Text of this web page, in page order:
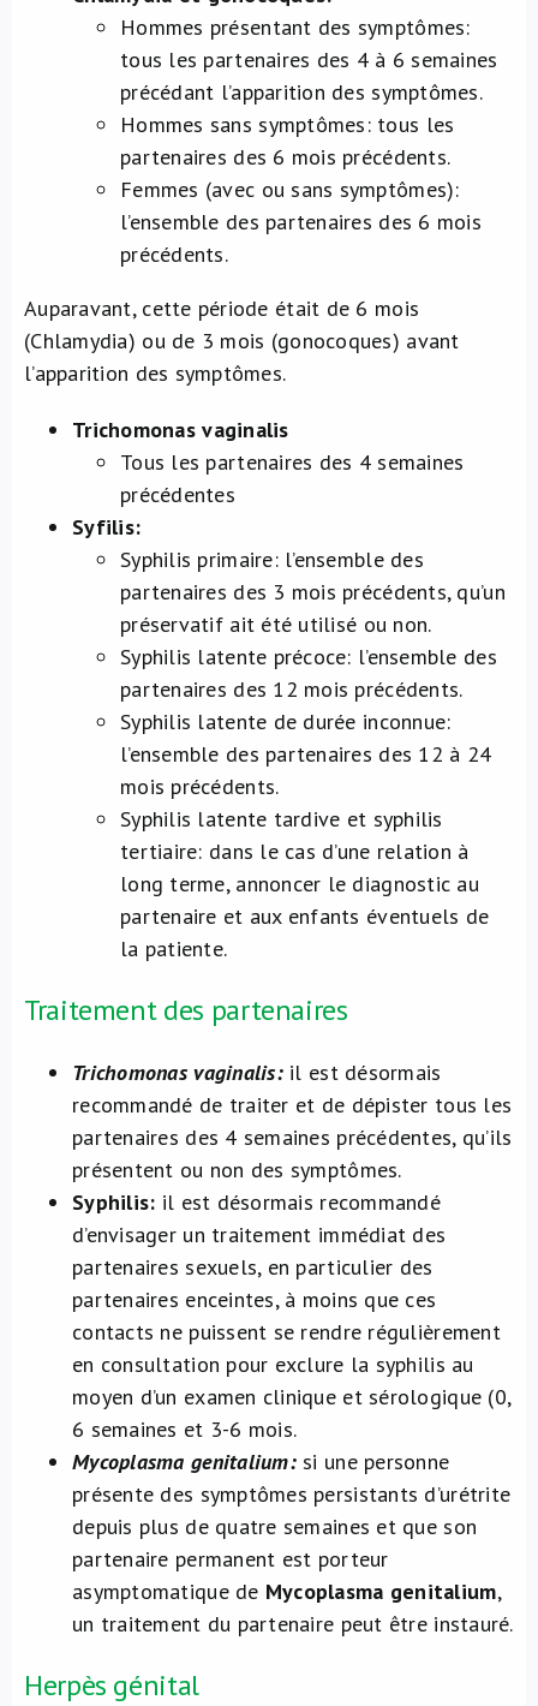
Hommes présentant des symptômes:
tous les partenaires des 4 à 6 semaines
précédant l’apparition des symptômes.
Hommes sans symptômes: tous les
partenaires des 6 mois précédents.
Femmes (avec ou sans symptômes):
l’ensemble des partenaires des 6 mois
précédents.
Auparavant, cette période était de 6 mois
(Chlamydia) ou de 3 mois (gonocoques) avant
l’apparition des symptômes.
Trichomonas vaginalis
Tous les partenaires des 4 semaines
précédentes
Syfilis:
Syphilis primaire: l’ensemble des
partenaires des 3 mois précédents, qu’un
préservatif ait été utilisé ou non.
Syphilis latente précoce: l’ensemble des
partenaires des 12 mois précédents.
Syphilis latente de durée inconnue:
l’ensemble des partenaires des 12 à 24
mois précédents.
Syphilis latente tardive et syphilis
tertiaire: dans le cas d’une relation à
long terme, annoncer le diagnostic au
partenaire et aux enfants éventuels de
la patiente.
Traitement des partenaires
Trichomonas vaginalis:il est désormais
recommandé de traiter et de dépister tous les
partenaires des 4 semaines précédentes, qu’ils
présentent ou non des symptômes.
Syphilis: il est désormais recommandé
d’envisager un traitement immédiat des
partenaires sexuels, en particulier des
partenaires enceintes, à moins que ces
contacts ne puissent se rendre régulièrement
en consultation pour exclure la syphilis au
moyen d’un examen clinique et sérologique (0,
6 semaines et 3-6 mois.
Mycoplasma genitalium:si une personne
présente des symptômes persistants d’urétrite
depuis plus de quatre semaines et que son
partenaire permanent est porteur
asymptomatique de Mycoplasma genitalium,
un traitement du partenaire peut être instauré.
Herpès génital